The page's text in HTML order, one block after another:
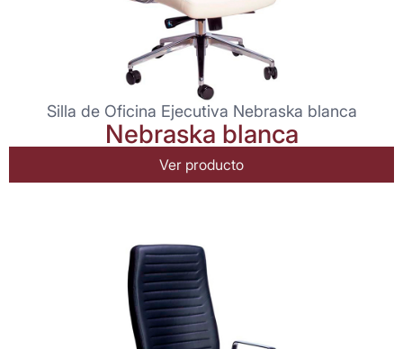
Silla de Oficina Ejecutiva Nebraska blanca
Nebraska blanca
Ver producto